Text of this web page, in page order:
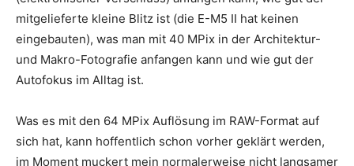
mitgelieferte kleine Blitz ist (die E-M5 II hat keinen
eingebauten), was man mit 40 MPix in der Architektur-
und Makro-Fotografie anfangen kann und wie gut der
Autofokus im Alltag ist.
Was es mit den 64 MPix Auflösung im RAW-Format auf
sich hat, kann hoffentlich schon vorher geklärt werden,
im Moment muckert mein normalerweise nicht langsamer